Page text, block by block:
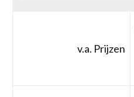
v.a. Prijzen